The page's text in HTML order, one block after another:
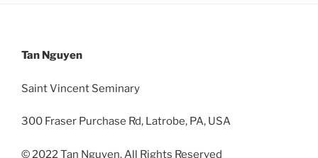
Tan Nguyen
Saint Vincent Seminary
300 Fraser Purchase Rd, Latrobe, PA, USA
© 2022 Tan Nguyen. All Rights Reserved